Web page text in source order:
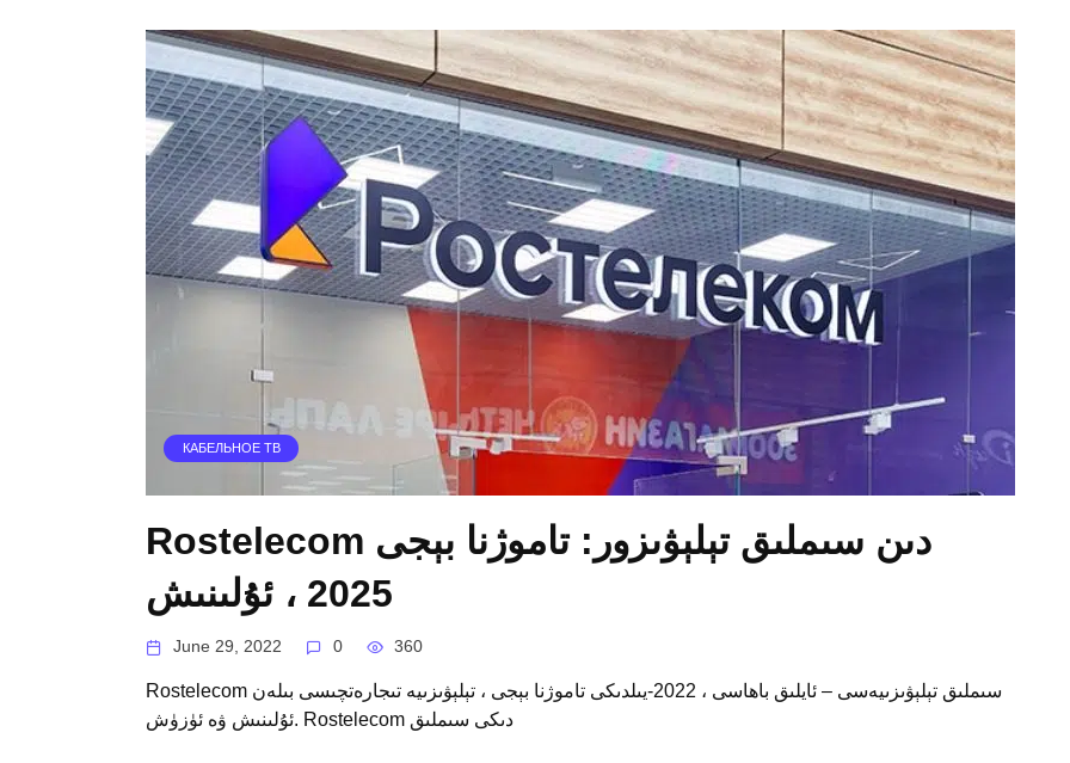
КАБЕЛЬНОЕ ТВ
Rostelecom دىن سىملىق تېلېۋىزور: تاموژنا بېجى
2025 ، ئۇلىنىش
June 29, 2022 0 360
Rostelecom سىملىق تېلېۋىزىيەسى – ئايلىق باھاسى ، 2022-يىلدىكى تاموژنا بېجى ، تېلېۋىزىيە تىجارەتچىسى بىلەن
ئۇلىنىش ۋە ئۈزۈش. Rostelecom دىكى سىملىق